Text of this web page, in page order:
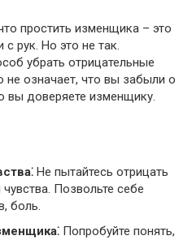
простить изменщика – это
с рук.​ Но это не так.​
убрать отрицательные
означает, что вы забыли о
вы доверяете изменщику.​
Не пытайтесь отрицать
Позвольте себе
боль.
Попробуйте понять,